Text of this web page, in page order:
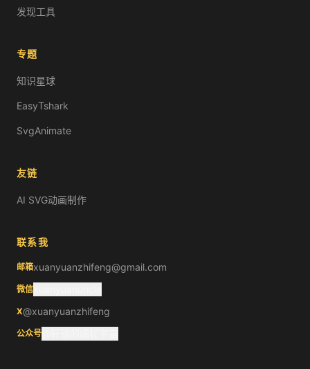
发现工具
专题
知识星球
EasyTshark
SvgAnimate
友链
AI SVG动画制作
联系我
邮箱xuanyuanzhifeng@gmail.com
微信
X@xuanyuanzhifeng
公众号